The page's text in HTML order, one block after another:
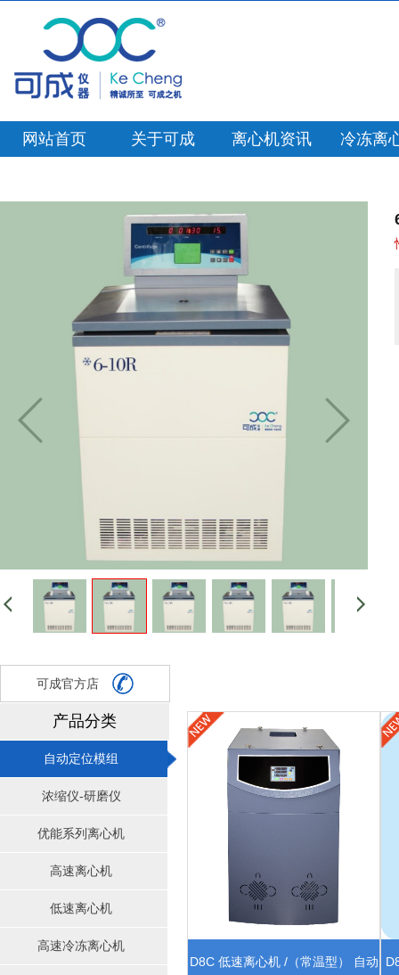
网站首页 关于可成 离心机资讯 冷冻离
可成官方店
产品分类
自动定位模组
浓缩仪-研磨仪
优能系列离心机
高速离心机
低速离心机
高速冷冻离心机
D8C 低速离心机 /（常温型） 自动